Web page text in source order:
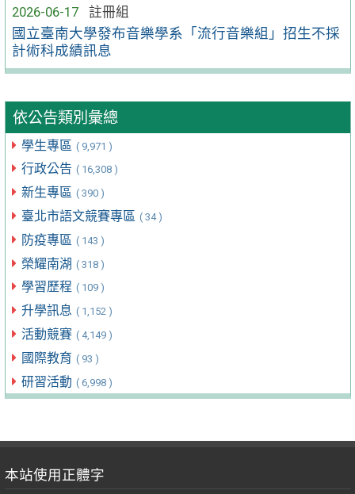
2026-06-17
註冊組
國立臺南大學發布音樂學系「流行音樂組」招生不採
計術科成績訊息
依公告類別彙總
學生專區 ( 9,971 )
行政公告 ( 16,308 )
新生專區 ( 390 )
臺北市語文競賽專區 ( 34 )
防疫專區 ( 143 )
榮耀南湖 ( 318 )
學習歷程 ( 109 )
升學訊息 ( 1,152 )
活動競賽 ( 4,149 )
國際教育 ( 93 )
研習活動 ( 6,998 )
本站使用正體字